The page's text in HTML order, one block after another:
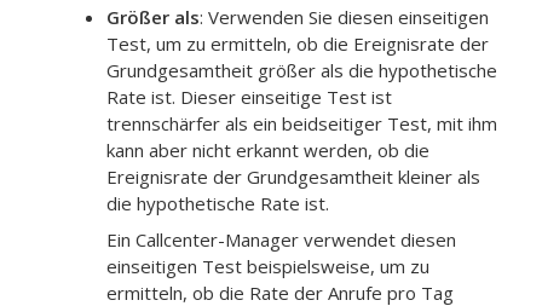
Größer als: Verwenden Sie diesen einseitigen
Test, um zu ermitteln, ob die Ereignisrate der
Grundgesamtheit größer als die hypothetische
Rate ist. Dieser einseitige Test ist
trennschärfer als ein beidseitiger Test, mit ihm
kann aber nicht erkannt werden, ob die
Ereignisrate der Grundgesamtheit kleiner als
die hypothetische Rate ist.
Ein Callcenter-Manager verwendet diesen
einseitigen Test beispielsweise, um zu
ermitteln, ob die Rate der Anrufe pro Tag